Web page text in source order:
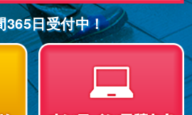
365⽇受付中！